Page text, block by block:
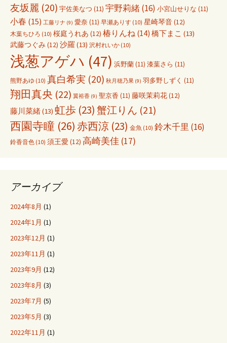
友坂麗 (20) 宇佐美なつ (11) 宇野莉緒(16) 小宮山せりな (11)
小春 (15) 工藤リナ (9) 愛奈(11) 早瀬ありす (10) 星崎琴音(12)
木葉ちひろ (10) 桜庭うれあ (12) 椿りんね (14) 橋下まこ (13)
武藤つぐみ (12) 沙羅 (13) 沢村れいか (10)
浅葱アゲハ (47) 浜野蘭(11) 漆葉さら (11)
熊野あゆ (10) 真白希実 (20) 秋月穂乃果 (9) 羽多野しずく (11)
翔田真央 (22) 翼裕香 (9) 聖京香 (11) 藤咲茉莉花(12)
藤川菜緒(13) 虹歩 (23) 蟹江りん (21)
西園寺瞳 (26)赤西涼 (23) 金魚 (10) 鈴木千里 (16)
鈴香音色 (10) 須王愛 (12) 高崎美佳 (17)
アーカイブ
2024年8月 (1)
2024年1月 (1)
2023年12月 (1)
2023年11月 (1)
2023年9月 (12)
2023年8月 (3)
2023年7月 (5)
2023年5月 (3)
2022年11月 (1)